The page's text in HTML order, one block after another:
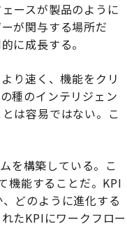
ースが製品のように
が関与する場所だ
に成長する。
り速く、機能をクリ
種のインテリジェン
は容易ではない。こ
を構築している。こ
機能することだ。KPI
どのように進化する
たKPIにワークフロー